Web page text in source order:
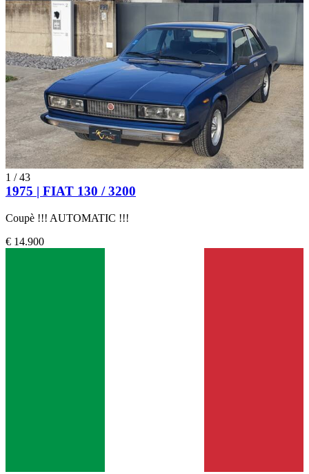
1 /43
1975 | FIAT 130 / 3200
Coupè !!! AUTOMATIC !!!
€ 14.900